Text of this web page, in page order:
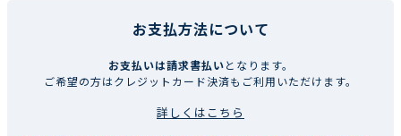
お支払方法について
お支払いは請求書払いとなります。
ご希望の方はクレジットカード決済もご利用いただけます。
詳しくはこちら